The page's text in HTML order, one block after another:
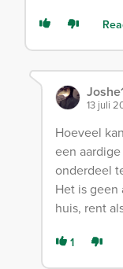
13 juli
Hoeveel
een
onderdeel
Het is
huis, rent
1